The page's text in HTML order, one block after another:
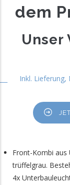
dem
Unser
Inkl. Lieferung,
Front-Kombi aus
trüffelgrau.
4x